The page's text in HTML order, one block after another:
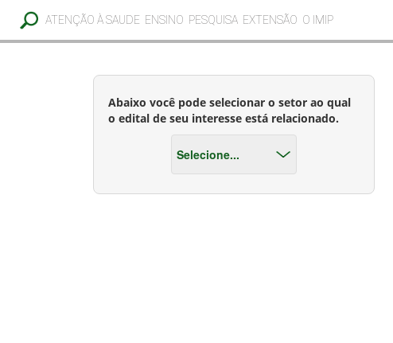
ATENÇÃO À SAUDE ENSINO PESQUISA EXTENSÃO O IMIP
Abaixo você pode selecionar o setor ao qual
o edital de seu interesse está relacionado.